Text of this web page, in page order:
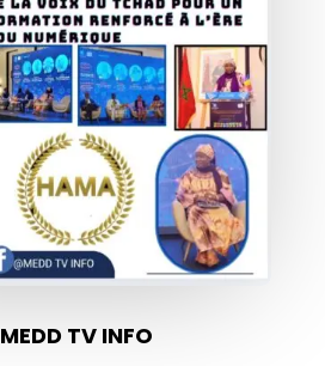
MEDD TV INFO